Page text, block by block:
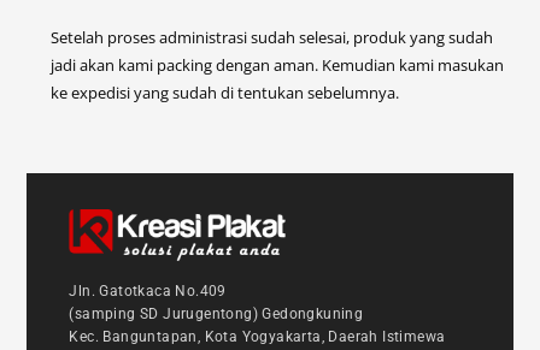
Setelah proses administrasi sudah selesai, produk yang sudah
jadi akan kami packing dengan aman. Kemudian kami masukan
ke expedisi yang sudah di tentukan sebelumnya.
Jln. Gatotkaca No.409
(samping SD Jurugentong) Gedongkuning
Kec. Banguntapan, Kota Yogyakarta, Daerah Istimewa